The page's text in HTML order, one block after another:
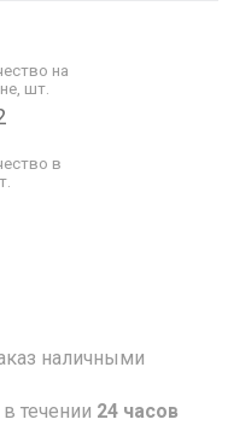
на
шт.
в
наличными
течении 24 часов